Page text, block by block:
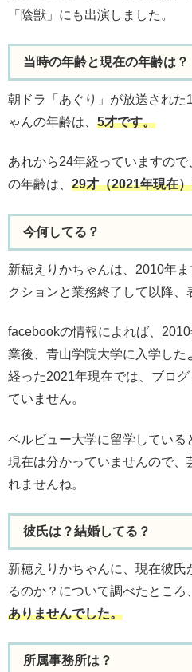
「陰獣」にも出演しました。
当時の年齢と現在の年齢は？
朝ドラ「あぐり」が放送された
ゃんの年齢は、 5才です。
あれから24年経っていますの
の年齢は、 29才（2021年現在
今何してる？
新穂えりかちゃんは、2010年
クションと業務終了して以降、
facebookの情報によれば、
業後、青山学院大学に入学し
経った2021年現在では、ブロ
ていません。
ベルビュー大学に留学している
現在は分かっていませんので、
れませんね。
彼氏は？結婚してる？
新穂えりかちゃんに、現在彼
るのか？について調べたところ、
ありませんでした。
所属事務所は？